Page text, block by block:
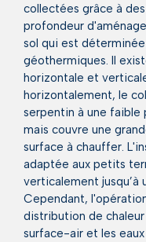
collectées grâce à
profondeur
sol qui est
géothermiques. Il
horizontale et
horizontalement, le
serpentin à une faible
mais couvre une
surface à chauffer.
adaptée aux petits
verticalement jusqu’à
Cependant,
distribution de
surface-air et les